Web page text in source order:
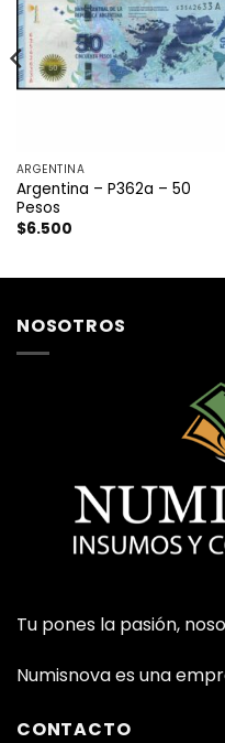
ARGENTINA
Argentina – P362a – 50
Pesos
$6.500
NOSOTROS
Tu pones la pasión,
Numisnova es una
CONTACTO